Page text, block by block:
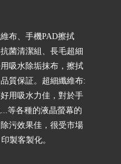
布、手機PAD擦拭
菌清潔組、長毛超細
吸水除垢抹布，擦拭
質保証。超細纖維布:
用吸水力佳，對於手
等各種的液晶螢幕的
污效果佳，很受市場
製客製化。